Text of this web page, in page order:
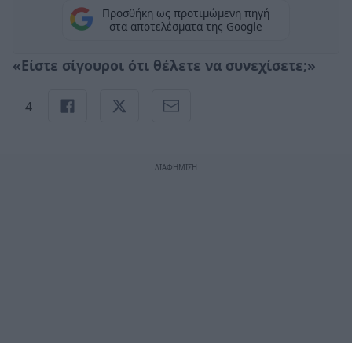
Προσθήκη ως προτιμώμενη πηγή
στα αποτελέσματα της Google
«Είστε σίγουροι ότι θέλετε να συνεχίσετε;»
4